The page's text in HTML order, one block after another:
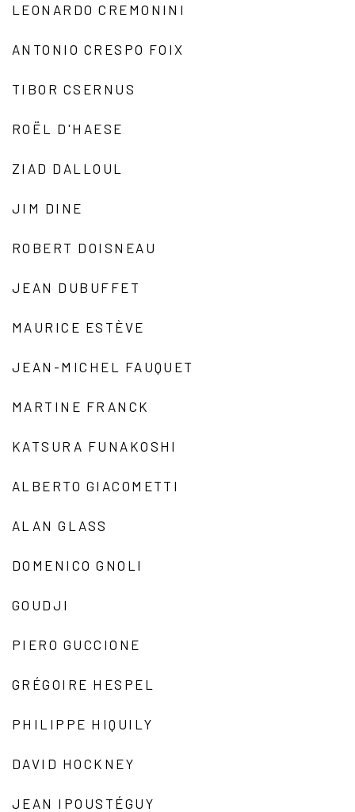
LEONARDO CREMONINI
ANTONIO CRESPO FOIX
TIBOR CSERNUS
ROËL D'HAESE
ZIAD DALLOUL
JIM DINE
ROBERT DOISNEAU
JEAN DUBUFFET
MAURICE ESTÈVE
JEAN-MICHEL FAUQUET
MARTINE FRANCK
KATSURA FUNAKOSHI
ALBERTO GIACOMETTI
ALAN GLASS
DOMENICO GNOLI
GOUDJI
PIERO GUCCIONE
GRÉGOIRE HESPEL
PHILIPPE HIQUILY
DAVID HOCKNEY
JEAN IPOUSTÉGUY